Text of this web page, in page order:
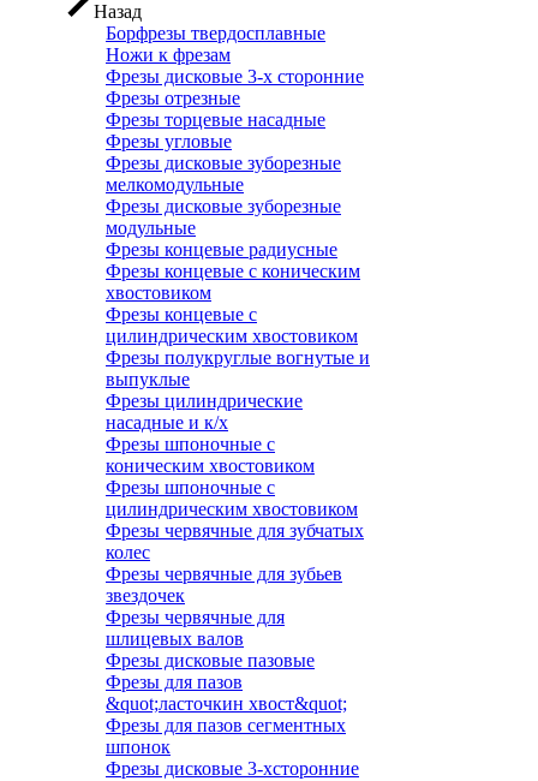
Назад
Борфрезы твердосплавные
Ножи к фрезам
Фрезы дисковые 3-х сторонние
Фрезы отрезные
Фрезы торцевые насадные
Фрезы угловые
Фрезы дисковые зуборезные
мелкомодульные
Фрезы дисковые зуборезные
модульные
Фрезы концевые радиусные
Фрезы концевые с коническим
хвостовиком
Фрезы концевые с
цилиндрическим хвостовиком
Фрезы полукруглые вогнутые и
выпуклые
Фрезы цилиндрические
насадные и к/х
Фрезы шпоночные с
коническим хвостовиком
Фрезы шпоночные с
цилиндрическим хвостовиком
Фрезы червячные для зубчатых
колес
Фрезы червячные для зубьев
звездочек
Фрезы червячные для
шлицевых валов
Фрезы дисковые пазовые
Фрезы для пазов
&quot;ласточкин хвост&quot;
Фрезы для пазов сегментных
шпонок
Фрезы дисковые 3-хсторонние